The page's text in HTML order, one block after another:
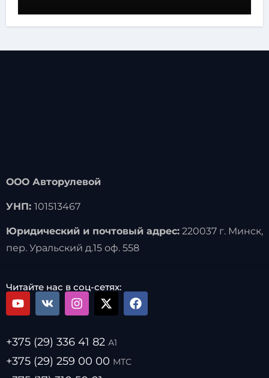
ООО Авторулевой
УНП: 101513467
Юридический и почтовый адрес:220037 г. Минск,
пер. Уральский д.15 оф. 558
Читайте нас в соц-сетях:
+375 (29) 336 41 82 А1
+375 (29) 259 00 00 МТС